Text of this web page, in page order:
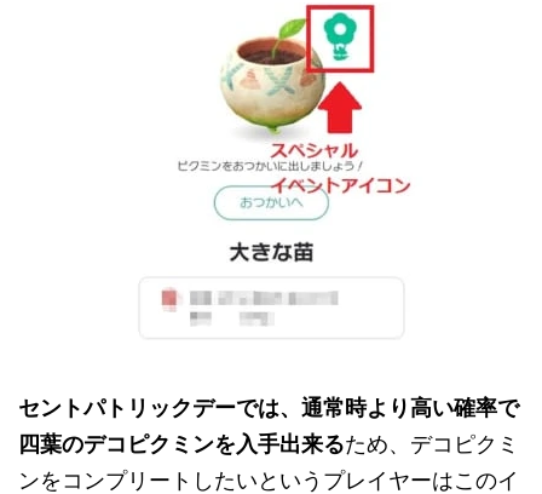
セントパトリックデーでは、通常時より高い確率で
四葉のデコピクミンを入手出来るため、デコピクミ
ンをコンプリートしたいというプレイヤーはこのイ